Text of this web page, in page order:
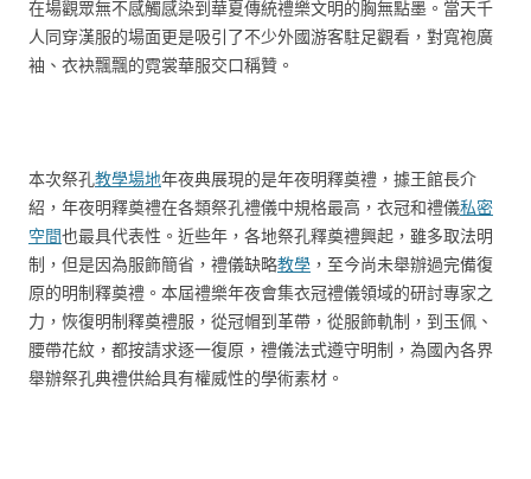
在場觀眾無不感觸感染到華夏傳統禮樂文明的胸無點墨。當天千
人同穿漢服的場面更是吸引了不少外國游客駐足觀看，對寬袍廣
袖、衣袂飄飄的霓裳華服交口稱贊。
本次祭孔教學場地年夜典展現的是年夜明釋奠禮，據王館長介
紹，年夜明釋奠禮在各類祭孔禮儀中規格最高，衣冠和禮儀私密
空間也最具代表性。近些年，各地祭孔釋奠禮興起，雖多取法明
制，但是因為服飾簡省，禮儀缺略教學 ，至今尚未舉辦過完備復
原的明制釋奠禮。本屆禮樂年夜會集衣冠禮儀領域的研討專家之
力，恢復明制釋奠禮服，從冠帽到革帶，從服飾軌制，到玉佩、
腰帶花紋，都按請求逐一復原，禮儀法式遵守明制，為國內各界
舉辦祭孔典禮供給具有權威性的學術素材。